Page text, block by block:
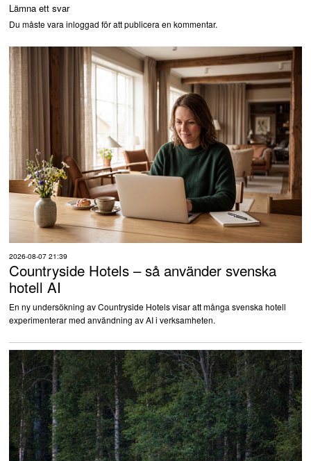
Lämna ett svar
Du måste vara inloggad för att publicera en kommentar.
2026-08-07 21:39
Countryside Hotels – så använder svenska
hotell AI
En ny undersökning av Countryside Hotels visar att många svenska hotell
experimenterar med användning av AI i verksamheten.